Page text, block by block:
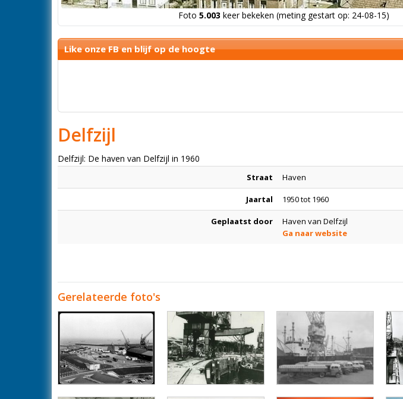
Foto 5.003 keer bekeken (meting gestart op: 24-08-15)
Like onze FB en blijf op de hoogte
Delfzijl
Delfzijl: De haven van Delfzijl in 1960
Straat Haven
Jaartal 1950 tot 1960
Geplaatst door
Haven van Delfzijl
Ga naar website
Gerelateerde foto's